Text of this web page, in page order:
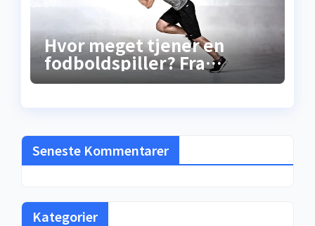
Hvor meget tjener en
fodboldspiller? Fra
gadebold til
løncheckene
Seneste Kommentarer
Kategorier